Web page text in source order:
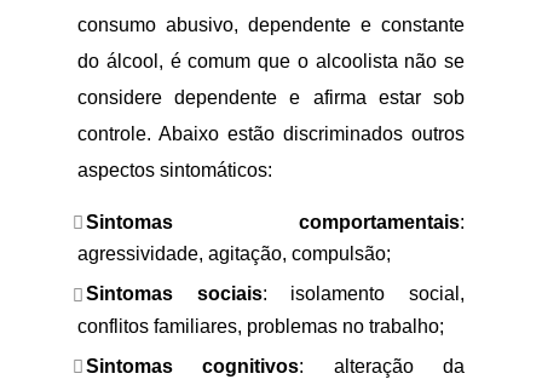
consumo abusivo, dependente e constante
do álcool, é comum que o alcoolista não se
considere dependente e afirma estar sob
controle. Abaixo estão discriminados outros
aspectos sintomáticos:
Sintomas comportamentais:
agressividade, agitação, compulsão;
Sintomas sociais: isolamento social,
conflitos familiares, problemas no trabalho;
Sintomas cognitivos: alteração da